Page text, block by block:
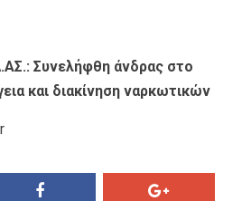
Συνελήφθη άνδρας στο
και διακίνηση ναρκωτικών